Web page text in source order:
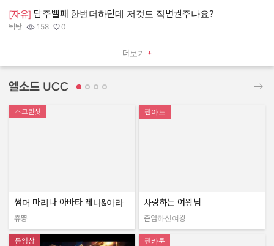
더보기
[자유] 담주밸패 한번더하던데 저것도 직변권주나요?
작성자:
틱탃
조회수:
158
추천수:
0
엘소드 UCC
스크린샷
썸머 마리나 아바타 레나&아라
작성자:
츄뿡
팬아트
사랑하는 여왕님
작성자:
존엄하신여왕
동영상 팬카툰